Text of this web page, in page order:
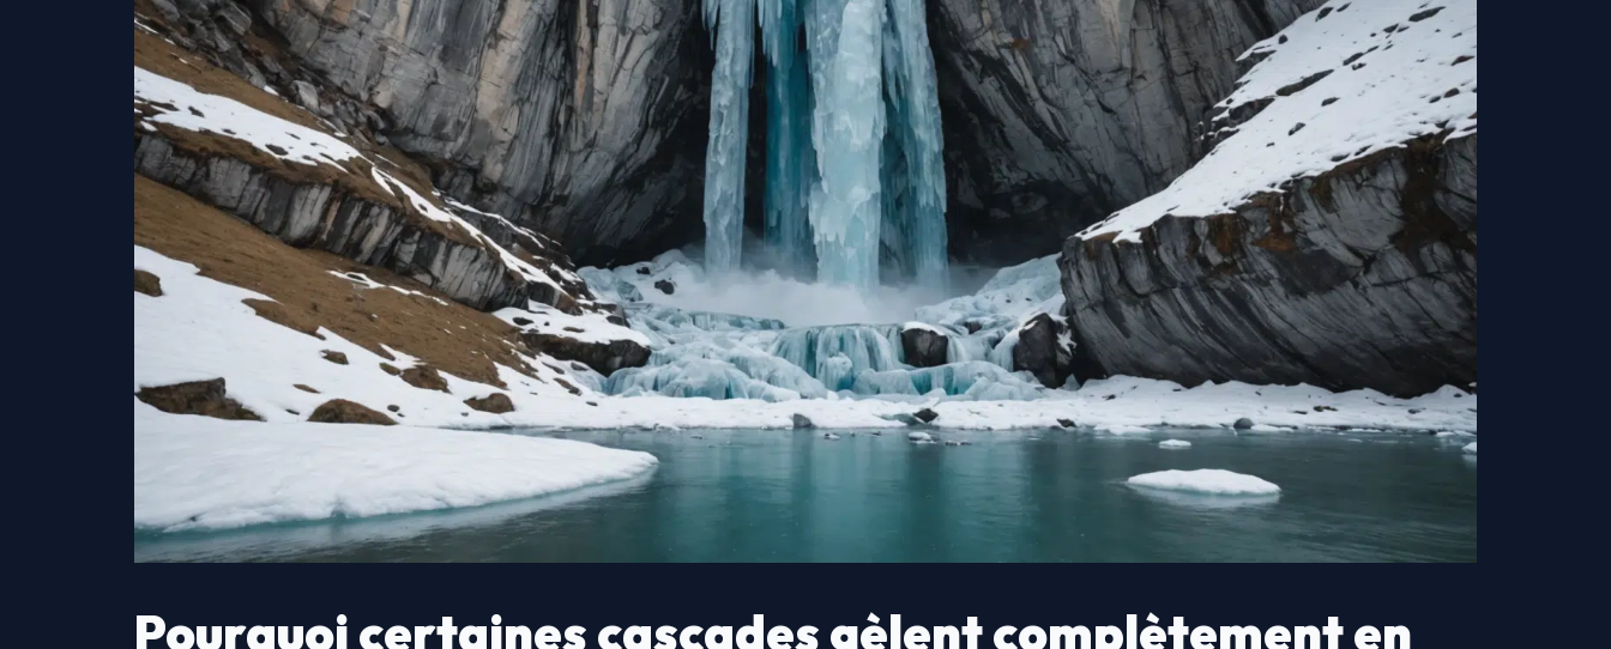
Pourquoi certaines cascades gèlent complètement en